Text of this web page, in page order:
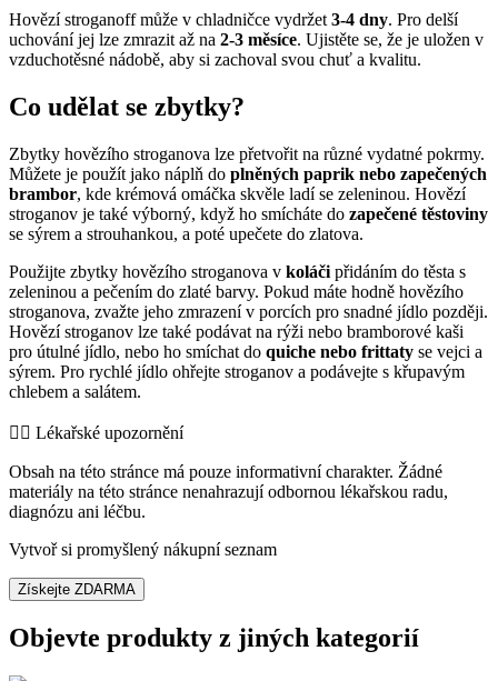
Hovězí stroganoff může v chladničce vydržet 3-4 dny. Pro delší
uchování jej lze zmrazit až na 2-3 měsíce. Ujistěte se, že je uložen v
vzduchotěsné nádobě, aby si zachoval svou chuť a kvalitu.
Co udělat se zbytky?
Zbytky hovězího stroganova lze přetvořit na různé vydatné pokrmy.
Můžete je použít jako náplň do plněných paprik nebo zapečených
brambor, kde krémová omáčka skvěle ladí se zeleninou. Hovězí
stroganov je také výborný, když ho smícháte do zapečené těstoviny
se sýrem a strouhankou, a poté upečete do zlatova.
Použijte zbytky hovězího stroganova v koláči přidáním do těsta s
zeleninou a pečením do zlaté barvy. Pokud máte hodně hovězího
stroganova, zvažte jeho zmrazení v porcích pro snadné jídlo později.
Hovězí stroganov lze také podávat na rýži nebo bramborové kaši
pro útulné jídlo, nebo ho smíchat do quiche nebo frittaty se vejci a
sýrem. Pro rychlé jídlo ohřejte stroganov a podávejte s křupavým
chlebem a salátem.
👨‍⚕️️ Lékařské upozornění
Obsah na této stránce má pouze informativní charakter. Žádné
materiály na této stránce nenahrazují odbornou lékařskou radu,
diagnózu ani léčbu.
Vytvoř si promyšlený nákupní seznam
Získejte ZDARMA
Objevte produkty z jiných kategorií